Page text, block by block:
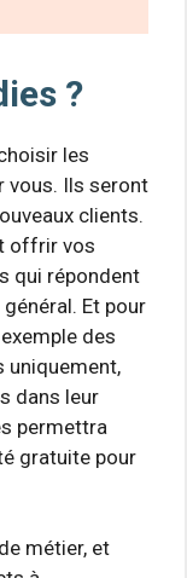
?
les
vous. Ils seront
clients.
offrir vos
qui répondent
Et pour
des
uniquement,
dans leur
permettra
gratuite pour
métier, et